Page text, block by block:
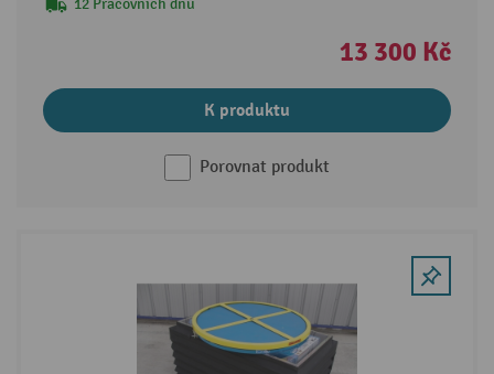
12 Pracovních dnů
13 300 Kč
K produktu
Porovnat produkt